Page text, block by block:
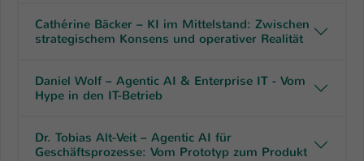
Cathérine Bäcker – KI im Mittelstand: Zwischen
strategischem Konsens und operativer Realität
Daniel Wolf – Agentic AI & Enterprise IT - Vom
Hype in den IT-Betrieb
Dr. Tobias Alt-Veit – Agentic AI für
Geschäftsprozesse: Vom Prototyp zum Produkt